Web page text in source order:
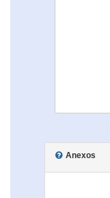
Anexos